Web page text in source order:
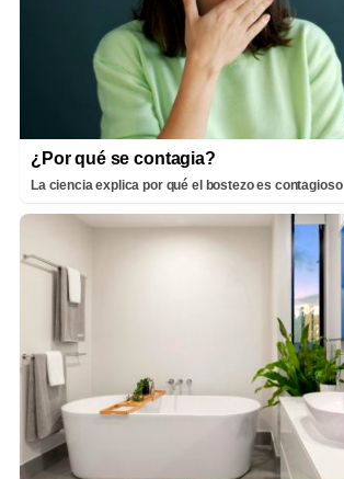
¿Por qué se contagia?
La ciencia explica por qué el bostezo es contagioso